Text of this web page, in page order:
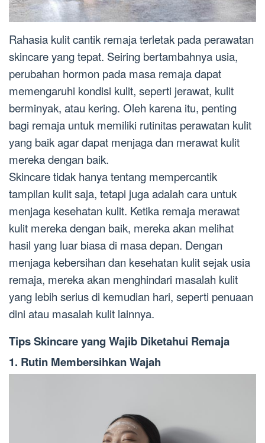
Rahasia kulit cantik remaja terletak pada perawatan
skincare yang tepat. Seiring bertambahnya usia,
perubahan hormon pada masa remaja dapat
memengaruhi kondisi kulit, seperti jerawat, kulit
berminyak, atau kering. Oleh karena itu, penting
bagi remaja untuk memiliki rutinitas perawatan kulit
yang baik agar dapat menjaga dan merawat kulit
mereka dengan baik.
Skincare tidak hanya tentang mempercantik
tampilan kulit saja, tetapi juga adalah cara untuk
menjaga kesehatan kulit. Ketika remaja merawat
kulit mereka dengan baik, mereka akan melihat
hasil yang luar biasa di masa depan. Dengan
menjaga kebersihan dan kesehatan kulit sejak usia
remaja, mereka akan menghindari masalah kulit
yang lebih serius di kemudian hari, seperti penuaan
dini atau masalah kulit lainnya.
Tips Skincare yang Wajib Diketahui Remaja
1. Rutin Membersihkan Wajah